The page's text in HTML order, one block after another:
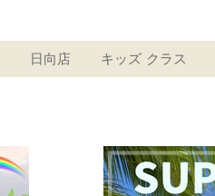
日向店 キッズ クラス